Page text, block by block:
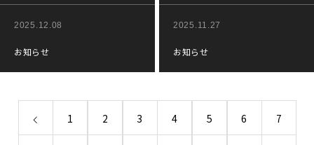
2025.12.08
お知らせ
2025.11.27
お知らせ
1 2 3 4 5 6 7